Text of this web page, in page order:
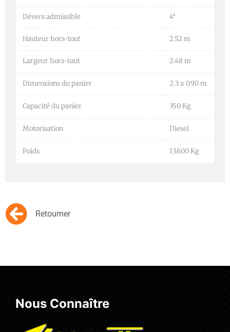
Dévers admissible 4°
Hauteur hors-tout 2.52 m
Largeur hors-tout 2.48 m
Dimensions du panier 2.3 x 0.90 m
Capacité du panier 350 Kg
Motorisation Diesel
Poids 13.600 Kg
Retourner
Nous Connaître